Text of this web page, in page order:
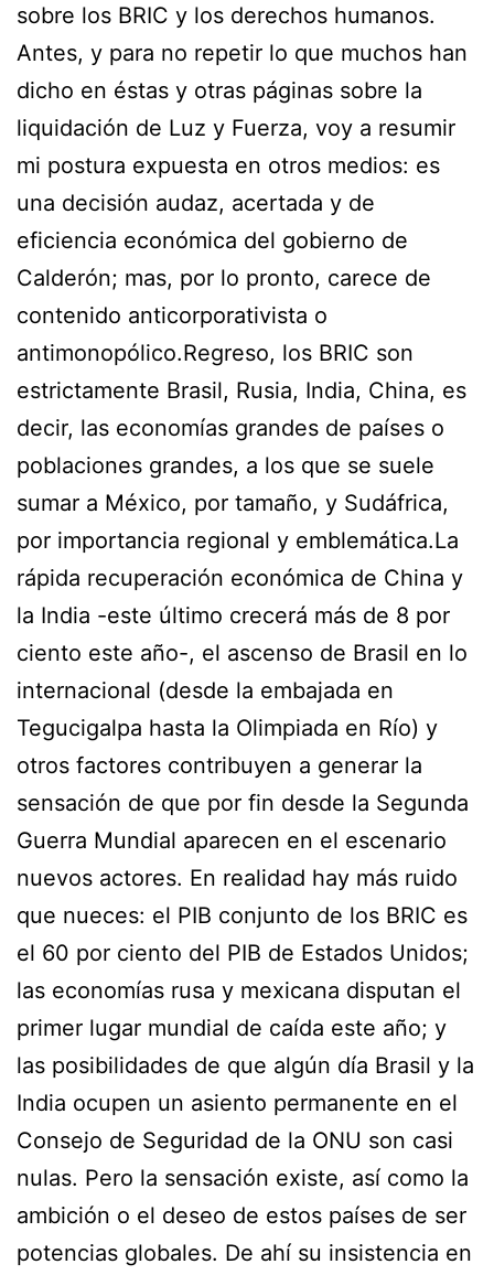
sobre los BRIC y los derechos humanos.
Antes, y para no repetir lo que muchos han
dicho en éstas y otras páginas sobre la
liquidación de Luz y Fuerza, voy a resumir
mi postura expuesta en otros medios: es
una decisión audaz, acertada y de
eficiencia económica del gobierno de
Calderón; mas, por lo pronto, carece de
contenido anticorporativista o
antimonopólico.Regreso, los BRIC son
estrictamente Brasil, Rusia, India, China, es
decir, las economías grandes de países o
poblaciones grandes, a los que se suele
sumar a México, por tamaño, y Sudáfrica,
por importancia regional y emblemática.La
rápida recuperación económica de China y
la India -este último crecerá más de 8 por
ciento este año-, el ascenso de Brasil en lo
internacional (desde la embajada en
Tegucigalpa hasta la Olimpiada en Río) y
otros factores contribuyen a generar la
sensación de que por fin desde la Segunda
Guerra Mundial aparecen en el escenario
nuevos actores. En realidad hay más ruido
que nueces: el PIB conjunto de los BRIC es
el 60 por ciento del PIB de Estados Unidos;
las economías rusa y mexicana disputan el
primer lugar mundial de caída este año; y
las posibilidades de que algún día Brasil y la
India ocupen un asiento permanente en el
Consejo de Seguridad de la ONU son casi
nulas. Pero la sensación existe, así como la
ambición o el deseo de estos países de ser
potencias globales. De ahí su insistencia en